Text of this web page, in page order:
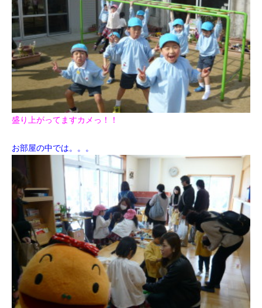
盛り上がってますカメっ！！
お部屋の中では。。。